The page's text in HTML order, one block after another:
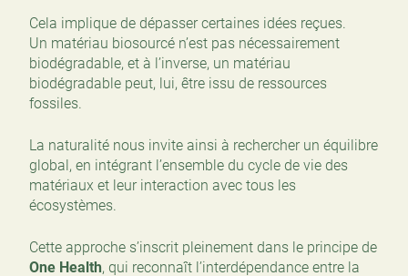
Cela implique de dépasser certaines idées reçues.
Un matériau biosourcé n’est pas nécessairement
biodégradable, et à l’inverse, un matériau
biodégradable peut, lui, être issu de ressources
fossiles.
La naturalité nous invite ainsi à rechercher un équilibre
global, en intégrant l’ensemble du cycle de vie des
matériaux et leur interaction avec tous les
écosystèmes.
Cette approche s’inscrit pleinement dans le principe de
One Health, qui reconnaît l’interdépendance entre la